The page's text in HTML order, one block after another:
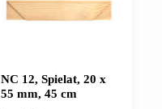
NC 12, Spielat, 20 x
55 mm, 45 cm